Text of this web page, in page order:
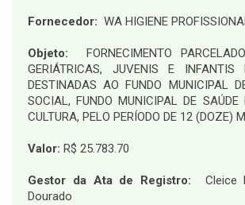
Fornecedor: WA HIGIENE
Objeto:
FORNECIMENTO
GERIÁTRICAS, JUVENIS E INFANTIS
DESTINADAS AO FUNDO MUNICIPAL
SOCIAL, FUNDO MUNICIPAL DE SAÚDE
CULTURA, PELO PERÍODO DE 12 (DOZE)
Valor: R$ 25.783.70
Gestor da Ata de Registro:
Cleice
Dourado